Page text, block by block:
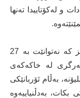
و لەکۆتاییدا تەنها
یەکێتییەکی ئەوروپای بێ سوپایەکی بەهێز کە نەتوانێت بە 27
بەرگری لە خاکەکەی
بکات، یەکێتییەکی ئەوروپا کە 447 ملیۆنە، بەڵام ئۆربانێکی
بکات، بەدڵنیاییەوە